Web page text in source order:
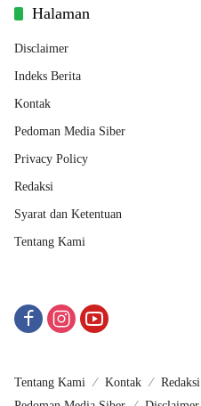
Halaman
Disclaimer
Indeks Berita
Kontak
Pedoman Media Siber
Privacy Policy
Redaksi
Syarat dan Ketentuan
Tentang Kami
Tentang Kami Kontak Redaksi